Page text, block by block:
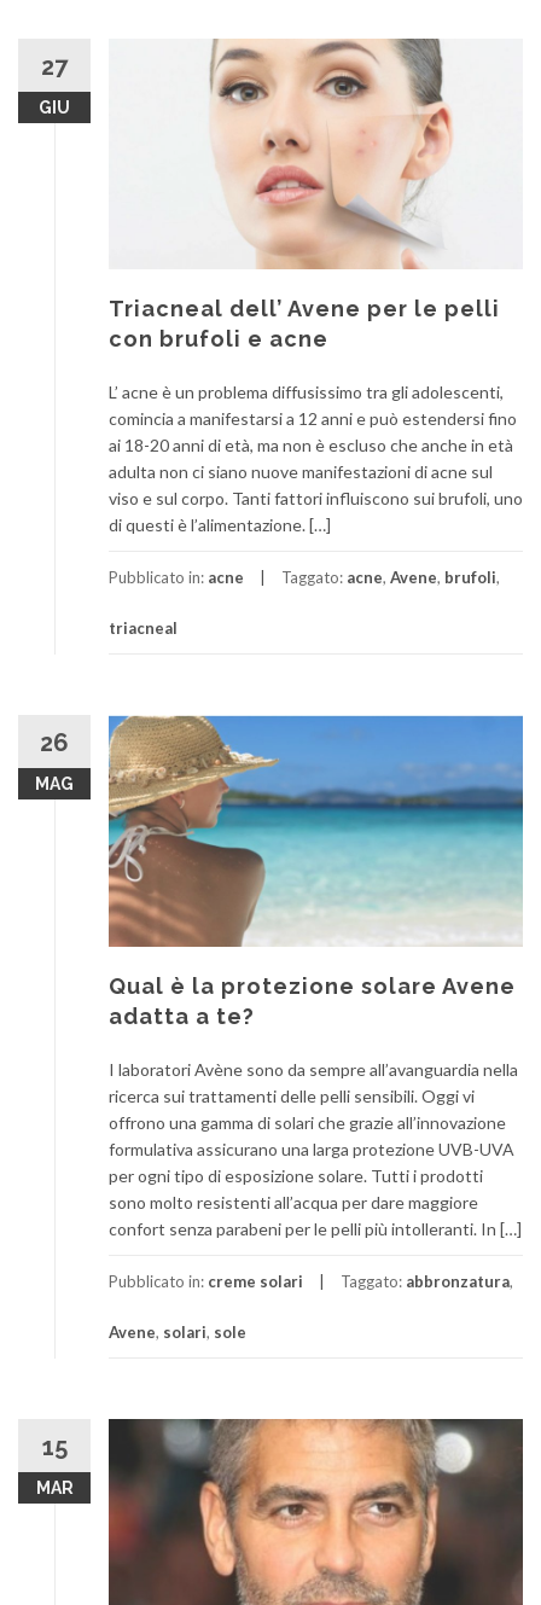
27
GIU
Triacneal dell’ Avene per le pelli
con brufoli e acne
L’ acne è un problema diffusissimo tra gli adolescenti,
comincia a manifestarsi a 12 anni e può estendersi fino
ai 18-20 anni di età, ma non è escluso che anche in età
adulta non ci siano nuove manifestazioni di acne sul
viso e sul corpo. Tanti fattori influiscono sui brufoli, uno
di questi è l’alimentazione. […]
Pubblicato in: acne Taggato: acne, Avene, brufoli,
triacneal
26
MAG
Qual è la protezione solare Avene
adatta a te?
I laboratori Avène sono da sempre all’avanguardia nella
ricerca sui trattamenti delle pelli sensibili. Oggi vi
offrono una gamma di solari che grazie all’innovazione
formulativa assicurano una larga protezione UVB-UVA
per ogni tipo di esposizione solare. Tutti i prodotti
sono molto resistenti all’acqua per dare maggiore
confort senza parabeni per le pelli più intolleranti. In […]
Pubblicato in: creme solari Taggato: abbronzatura,
Avene, solari, sole
15
MAR